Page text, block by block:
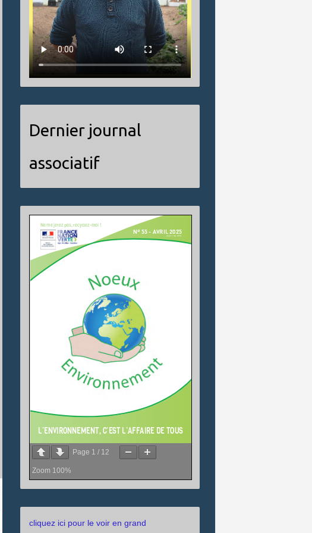
Dernier journal
associatif
Page 1 / 12
Zoom 100%
cliquez ici pour le voir en grand